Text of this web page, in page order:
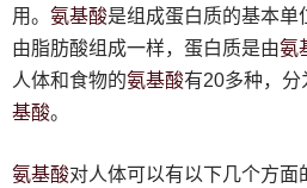
用。 氨基酸是组成蛋白质的基本单
由脂肪酸组成一样，蛋白质是由氨
人体和食物的氨基酸有20多种，分
基酸。
氨基酸对人体可以有以下几个方面